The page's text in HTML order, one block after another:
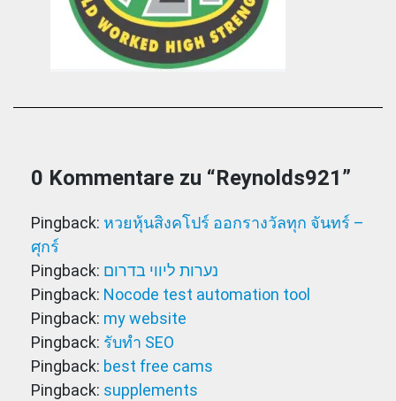
0 Kommentare zu “Reynolds921”
Pingback: หวยหุ้นสิงคโปร์ ออกรางวัลทุก จันทร์ –
ศุกร์
Pingback: נערות ליווי בדרום
Pingback: Nocode test automation tool
Pingback: my website
Pingback: รับทำ SEO
Pingback: best free cams
Pingback: supplements